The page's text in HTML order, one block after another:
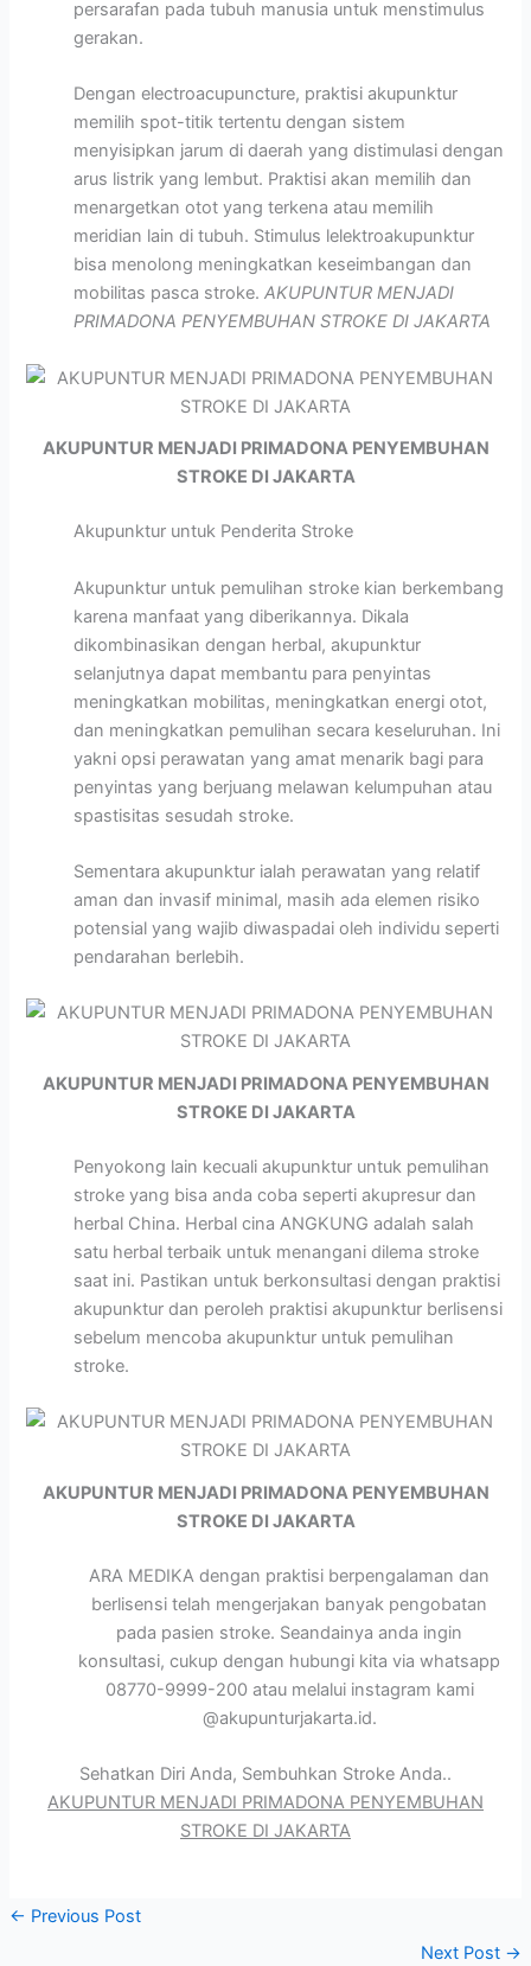
persarafan pada tubuh manusia untuk menstimulus
gerakan.
Dengan electroacupuncture, praktisi akupunktur
memilih spot-titik tertentu dengan sistem
menyisipkan jarum di daerah yang distimulasi dengan
arus listrik yang lembut. Praktisi akan memilih dan
menargetkan otot yang terkena atau memilih
meridian lain di tubuh. Stimulus lelektroakupunktur
bisa menolong meningkatkan keseimbangan dan
mobilitas pasca stroke.AKUPUNTUR MENJADI
PRIMADONA PENYEMBUHAN STROKE DI JAKARTA
AKUPUNTUR MENJADI PRIMADONA PENYEMBUHAN
STROKE DI JAKARTA
Akupunktur untuk Penderita Stroke
Akupunktur untuk pemulihan stroke kian berkembang
karena manfaat yang diberikannya. Dikala
dikombinasikan dengan herbal, akupunktur
selanjutnya dapat membantu para penyintas
meningkatkan mobilitas, meningkatkan energi otot,
dan meningkatkan pemulihan secara keseluruhan. Ini
yakni opsi perawatan yang amat menarik bagi para
penyintas yang berjuang melawan kelumpuhan atau
spastisitas sesudah stroke.
Sementara akupunktur ialah perawatan yang relatif
aman dan invasif minimal, masih ada elemen risiko
potensial yang wajib diwaspadai oleh individu seperti
pendarahan berlebih.
AKUPUNTUR MENJADI PRIMADONA PENYEMBUHAN
STROKE DI JAKARTA
Penyokong lain kecuali akupunktur untuk pemulihan
stroke yang bisa anda coba seperti akupresur dan
herbal China. Herbal cina ANGKUNG adalah salah
satu herbal terbaik untuk menangani dilema stroke
saat ini. Pastikan untuk berkonsultasi dengan praktisi
akupunktur dan peroleh praktisi akupunktur berlisensi
sebelum mencoba akupunktur untuk pemulihan
stroke.
AKUPUNTUR MENJADI PRIMADONA PENYEMBUHAN
STROKE DI JAKARTA
ARA MEDIKA dengan praktisi berpengalaman dan
berlisensi telah mengerjakan banyak pengobatan
pada pasien stroke. Seandainya anda ingin
konsultasi, cukup dengan hubungi kita via whatsapp
08770-9999-200 atau melalui instagram kami
@akupunturjakarta.id.
Sehatkan Diri Anda, Sembuhkan Stroke Anda..
AKUPUNTUR MENJADI PRIMADONA PENYEMBUHAN
STROKE DI JAKARTA
← Previous Post
Next Post →